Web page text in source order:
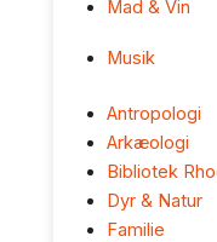
Mad & Vin
Musik
Antropologi
Arkæologi
Bibliotek
Dyr & Natur
Familie